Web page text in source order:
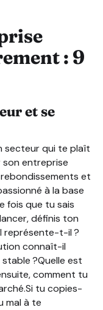
: 9
et se
secteur qui te plaît
entreprise
et
à la base
fois que tu sais
définis ton
représente-t-il ?
connaît-il
?Quelle est
comment tu
tu copies-
mal à te